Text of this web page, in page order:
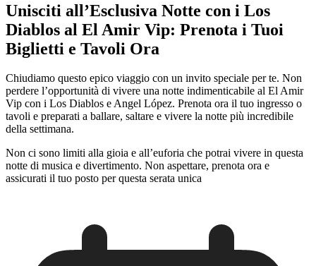
Unisciti all’Esclusiva Notte con i Los
Diablos al El Amir Vip: Prenota i Tuoi
Biglietti e Tavoli Ora
Chiudiamo questo epico viaggio con un invito speciale per te. Non
perdere l’opportunità di vivere una notte indimenticabile al El Amir
Vip con i Los Diablos e Angel López. Prenota ora il tuo ingresso o
tavoli e preparati a ballare, saltare e vivere la notte più incredibile
della settimana.
Non ci sono limiti alla gioia e all’euforia che potrai vivere in questa
notte di musica e divertimento. Non aspettare, prenota ora e
assicurati il tuo posto per questa serata unica